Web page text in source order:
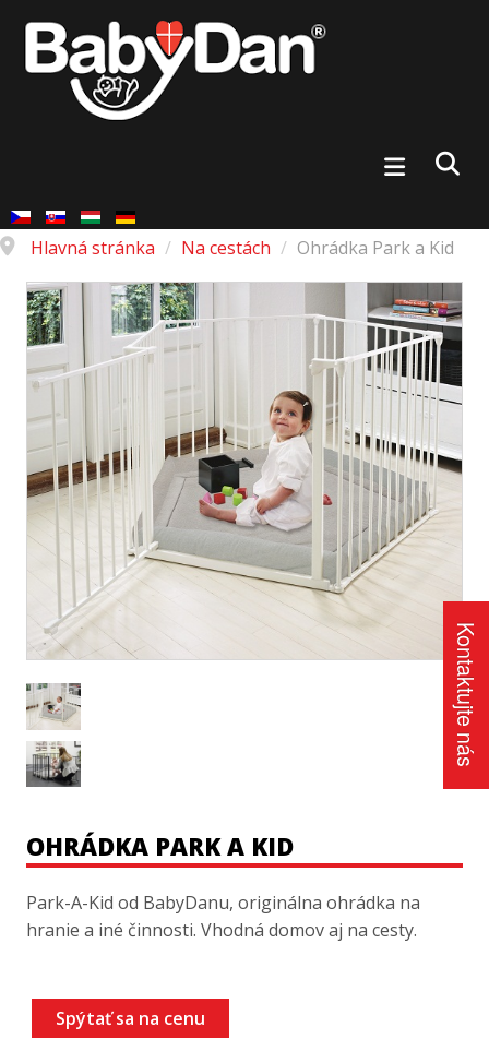
Hlavná stránka / Na cestách / Ohrádka Park a Kid
OHRÁDKA PARK A KID
Park-A-Kid od BabyDanu, originálna ohrádka na
hranie a iné činnosti. Vhodná domov aj na cesty.
Spýtať sa na cenu
Kontaktujte nás